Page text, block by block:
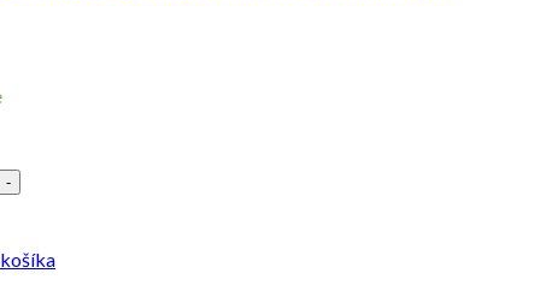
-